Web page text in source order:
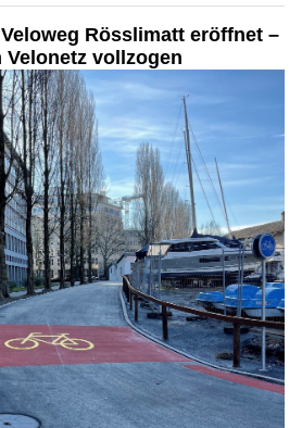
Rösslimatt eröffnet –
vollzogen